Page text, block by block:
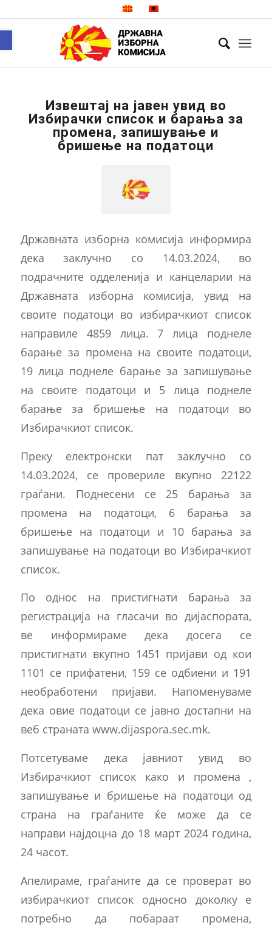
Извештај на јавен увид во
Избирачки список и барања за
промена, запишување и
бришење на податоци
Државната изборна комисија информира
дека заклучно со 14.03.2024, во
подрачните одделенија и канцеларии на
Државната изборна комисија, увид на
своите податоци во избирачкиот список
направиле 4859 лица. 7 лица поднеле
барање за промена на своите податоци,
19 лица поднеле барање за запишување
на своите податоци и 5 лица поднеле
барање за бришење на податоци во
Избирачкиот список.
Преку електронски пат заклучно со
14.03.2024, се провериле вкупно 22122
граѓани. Поднесени се 25 барања за
промена на податоци, 6 барања за
бришење на податоци и 10 барања за
запишување на податоци во Избирачкиот
список.
По однос на пристигнати барања за
регистрација на гласачи во дијаспората,
ве информираме дека досега се
пристигнати вкупно 1451 пријави од кои
1101 се прифатени, 159 се одбиени и 191
необработени пријави. Напоменуваме
дека овие податоци се јавно достапни на
веб страната www.dijaspora.sec.mk.
Потсетуваме дека јавниот увид во
Избирачкиот список како и промена ,
запишување и бришење на податоци од
страна на граѓаните ќе може да се
направи најдоцна до 18 март 2024 година,
24 часот.
Апелираме, граѓаните да се проверат во
избирачкиот список односно доколку е
потребно да побараат промена,
Open toolbar